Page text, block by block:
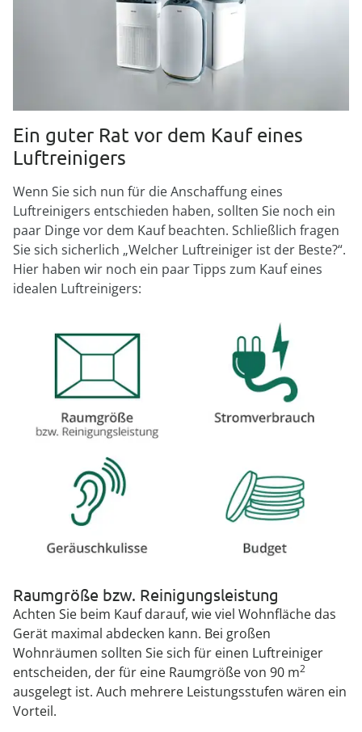
Ein guter Rat vor dem Kauf eines
Luftreinigers
Wenn Sie sich nun für die Anschaffung eines
Luftreinigers entschieden haben, sollten Sie noch ein
paar Dinge vor dem Kauf beachten. Schließlich fragen
Sie sich sicherlich „Welcher Luftreiniger ist der Beste?“.
Hier haben wir noch ein paar Tipps zum Kauf eines
idealen Luftreinigers:
Raumgröße bzw. Reinigungsleistung
Achten Sie beim Kauf darauf, wie viel Wohnfläche das
Gerät maximal abdecken kann. Bei großen
Wohnräumen sollten Sie sich für einen Luftreiniger
entscheiden, der für eine Raumgröße von 90 m2
ausgelegt ist. Auch mehrere Leistungsstufen wären ein
Vorteil.